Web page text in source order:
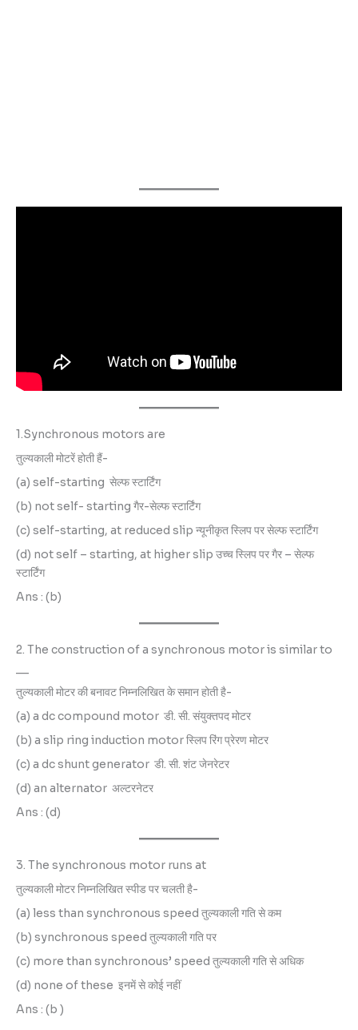
1.Synchronous motors are
तुल्यकाली मोटरें होती हैं-
(a) self-starting सेल्फ स्टार्टिंग
(b) not self- starting गैर-सेल्फ स्टार्टिंग
(c) self-starting, at reduced slip न्यूनीकृत स्लिप पर सेल्फ स्टार्टिंग
(d) not self – starting, at higher slip उच्च स्लिप पर गैर – सेल्फ
स्टार्टिंग
Ans : (b)
2. The construction of a synchronous motor is similar to
तुल्यकाली मोटर की बनावट निम्नलिखित के समान होती है-
(a) a dc compound motor डी. सी. संयुक्तपद मोटर
(b) a slip ring induction motor स्लिप रिंग प्रेरण मोटर
(c) a dc shunt generator डी. सी. शंट जेनरेटर
(d) an alternator अल्टरनेटर
Ans : (d)
3. The synchronous motor runs at
तुल्यकाली मोटर निम्नलिखित स्पीड पर चलती है-
(a) less than synchronous speed तुल्यकाली गति से कम
(b) synchronous speed तुल्यकाली गति पर
(c) more than synchronous’ speed तुल्यकाली गति से अधिक
(d) none of these इनमें से कोई नहीं
Ans : (b )